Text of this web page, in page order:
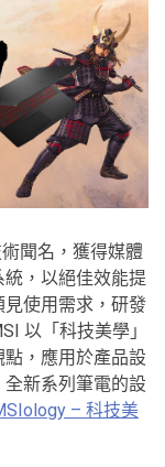
聞名，獲得媒體
，以絕佳效能提
使用需求，研發
以「科技美學」
，應用於產品設
新系列筆電的設
– 科技美